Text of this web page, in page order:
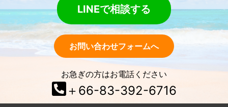
LINEで相談する
お問い合わせフォームへ
お急ぎの方はお電話ください
＋66-83-392-6716